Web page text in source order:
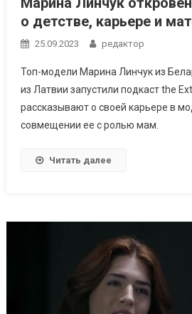
о детстве, карьере и
25.09.2023 редактор
Топ-модели Марина Линчук из
из Латвии запустили подкаст the
рассказывают о своей карьере в
совмещении ее с ролью мам.
Читать далее